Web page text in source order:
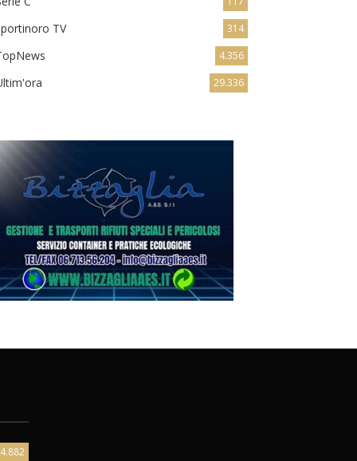
TV 314
4.356
29.336